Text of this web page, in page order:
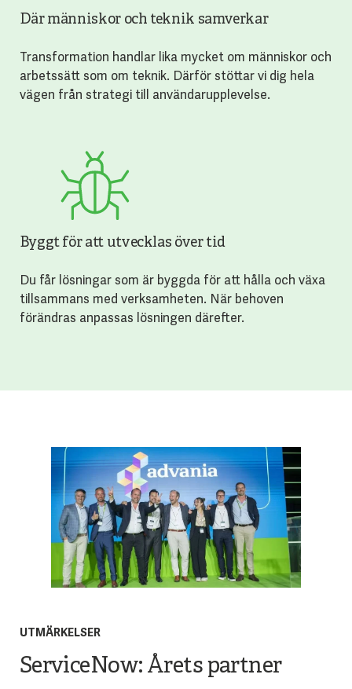
Där människor och teknik samverkar
Transformation handlar lika mycket om människor och
arbetssätt som om teknik. Därför stöttar vi dig hela
vägen från strategi till användarupplevelse.
Byggt för att utvecklas över tid
Du får lösningar som är byggda för att hålla och växa
tillsammans med verksamheten. När behoven
förändras anpassas lösningen därefter.
UTMÄRKELSER
ServiceNow: Årets partner